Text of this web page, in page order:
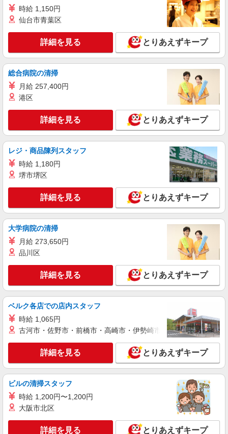
時給 1,150円
仙台市青葉区
詳細を見る とりあえずキープ
総合病院の清掃
月給 257,400円
港区
詳細を見る とりあえずキープ
レジ・商品陳列スタッフ
時給 1,180円
堺市堺区
詳細を見る とりあえずキープ
大学病院の清掃
月給 273,650円
品川区
詳細を見る とりあえずキープ
ベルク各店での店内スタッフ
時給 1,065円
古河市・佐野市・前橋市・高崎市・伊勢崎市・太田市・館林市
詳細を見る とりあえずキープ
ビルの清掃スタッフ
時給 1,200円〜1,200円
大阪市北区
詳細を見る とりあえずキープ